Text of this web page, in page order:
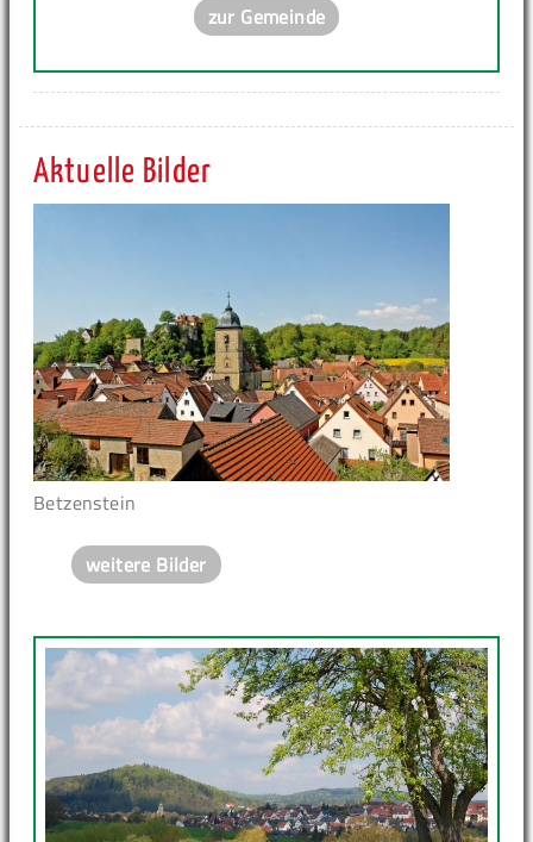
zur Gemeinde
Aktuelle Bilder
Betzenstein
weitere Bilder